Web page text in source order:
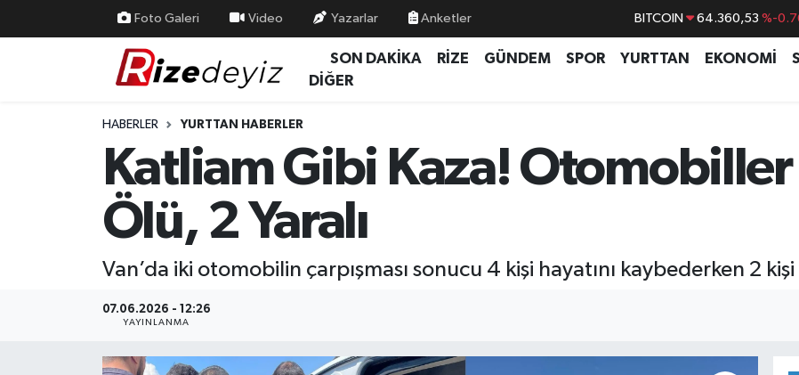
Foto Galeri Video Yazarlar Anketler
DOLAR 47,7069
BİST100 13.887
SON DAKİKA RİZE GÜNDEM SPOR YURTTAN EKONOMİ
DİĞER
HABERLER YURTTAN HABERLER
Katliam Gibi Kaza! Otomobiller
Ölü, 2 Yaralı
Van’da iki otomobilin çarpışması sonucu 4 kişi hayatını kaybederken 2
07.06.2026 - 12:26
YAYINLANMA
Yurttan Haberler
Ekonomi
Rize Nöbetçi Eczaneler
Rize Trafik Yoğunluk Haritası
Süper Lig Puan Durumu ve Fikstür